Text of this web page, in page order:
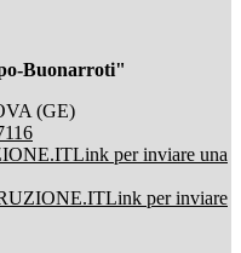
Buonarroti"
(GE)
Link per inviare una
Link per inviare